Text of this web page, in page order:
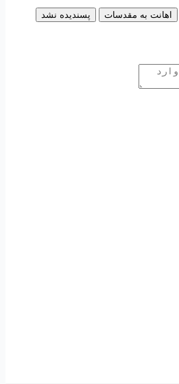
اهانت به مقدسات پسندیده نشد